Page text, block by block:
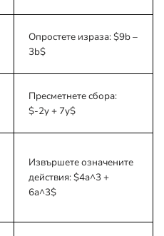
Опростете израза:$9b –
3b$
Пресметнете сбора:
$-2y + 7y$
Извършете означените
действия:$4a^3 +
6a^3$